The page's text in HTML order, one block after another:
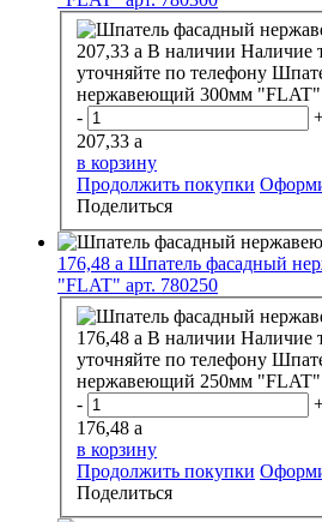
207,33 a В наличии Наличие
уточняйте по телефону
-
207,33 a
в корзину
Продолжить покупки
Поделиться
176,48 a Шпатель фасадный
"FLAT" арт. 780250
176,48 a В наличии Наличие
уточняйте по телефону
-
176,48 a
в корзину
Продолжить покупки
Поделиться